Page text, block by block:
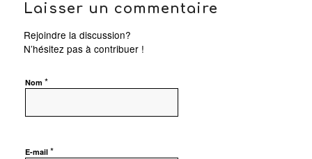
Laisser un commentaire
Rejoindre la discussion?
N’hésitez pas à contribuer !
Nom *
E-mail *